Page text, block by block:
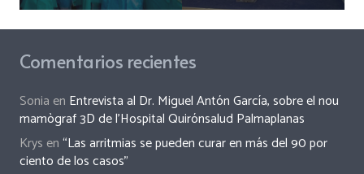
Comentarios recientes
Sonia en Entrevista al Dr. Miguel Antón García, sobre el nou
mamògraf 3D de l’Hospital Quirónsalud Palmaplanas
Krys en“Las arritmias se pueden curar en más del 90 por
ciento de los casos”